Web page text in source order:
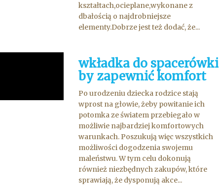
kształtach,ocieplane,wykonane z
dbałością o najdrobniejsze
elementy.Dobrze jest też dodać, że...
wkładka do spacerówki
by zapewnić komfort
Po urodzeniu dziecka rodzice stają
wprost na głowie, żeby powitanie ich
potomka ze światem przebiegało w
możliwie najbardziej komfortowych
warunkach. Poszukują więc wszystkich
możliwości dogodzenia swojemu
maleństwu. W tym celu dokonują
również niezbędnych zakupów, które
sprawiają, że dysponują akce...